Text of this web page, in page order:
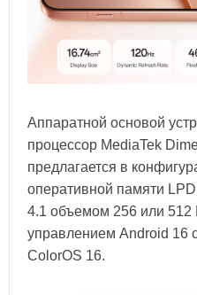
Аппаратной основой
процессор MediaTek
предлагается в
оперативной памяти
4.1 объемом 256 или 512
управлением Android 16
ColorOS 16.